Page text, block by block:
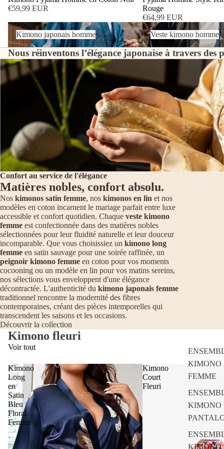
KIMONO
FEMME
KIMONO
KIMONO
€59,99 EUR
Rouge
€64,99 EUR
Kimono japonais homme
Kimono japonais homme
Veste kimono homme
Veste kimono homme
Nous réinventons l’élégance japonaise à travers des
Confort au service de l'élégance
Matières nobles, confort absolu.
Nos kimonos satin femme, nos kimonos en lin et nos
modèles en coton incarnent le mariage parfait entre luxe
accessible et confort quotidien. Chaque veste kimono
femme est confectionnée dans des matières nobles
sélectionnées pour leur fluidité naturelle et leur douceur
incomparable. Que vous choisissiez un kimono long
femme en satin sauvage pour une soirée raffinée, un
peignoir kimono femme en coton pour vos moments
cocooning ou un modèle en lin pour vos matins sereins,
nos sélections vous enveloppent d'une élégance
décontractée. L'authenticité du kimono japonais femme
traditionnel rencontre la modernité des fibres
contemporaines, créant des pièces intemporelles qui
transcendent les saisons et les occasions.
Découvrir la collection
Kimono fleuri
Voir tout
Kimono
Long
en
Satin
Bleu
Floral
Femme
Kimono
Court
Fleuri